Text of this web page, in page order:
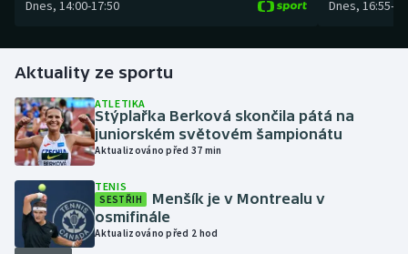
Curling
Dostihy
Florbal
Futsal
Golf
Gymnastika
Dnes, 14:00-17:50 Dnes, 16:55-
Aktuality ze sportu
ATLETIKA
Stýplařka Berková skončila pátá na
juniorském světovém šampionátu
Aktualizováno před 37 min
TENIS
SESTŘIH
Menšík je v Montrealu v
osmifinále
Aktualizováno před 2 hod